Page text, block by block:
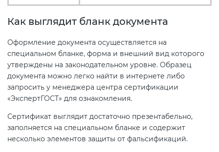
Как выглядит бланк документа
Оформление документа осуществляется на
специальном бланке, форма и внешний вид которого
утверждены на законодательном уровне. Образец
документа можно легко найти в интернете либо
запросить у менеджера центра сертификации
«ЭкспертГОСТ» для ознакомления.
Сертификат выглядит достаточно презентабельно,
заполняется на специальном бланке и содержит
несколько элементов защиты от фальсификаций.